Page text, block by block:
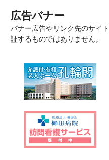
広告バナー
バナー広告やリンク先のサイ
証するものではありません。